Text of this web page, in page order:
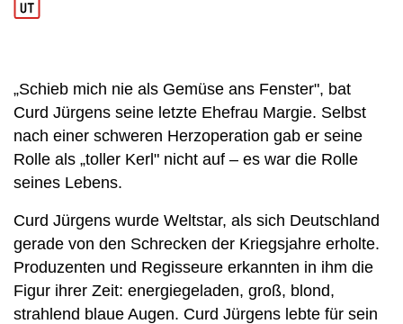
„Schieb mich nie als Gemüse ans Fenster", bat
Curd Jürgens seine letzte Ehefrau Margie. Selbst
nach einer schweren Herzoperation gab er seine
Rolle als „toller Kerl" nicht auf – es war die Rolle
seines Lebens.
Curd Jürgens wurde Weltstar, als sich Deutschland
gerade von den Schrecken der Kriegsjahre erholte.
Produzenten und Regisseure erkannten in ihm die
Figur ihrer Zeit: energiegeladen, groß, blond,
strahlend blaue Augen. Curd Jürgens lebte für sein